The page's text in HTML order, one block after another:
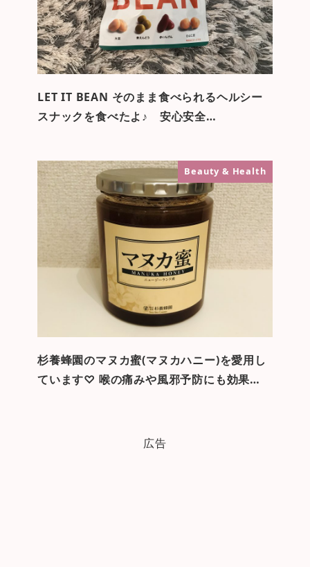
LET IT BEAN そのまま食べられるヘルシー
スナックを食べたよ♪ 安心安全…
Beauty & Health
杉養蜂園のマヌカ蜜(マヌカハニー)を愛用し
ています♡ 喉の痛みや風邪予防にも効果…
広告